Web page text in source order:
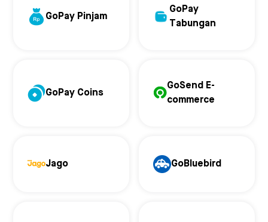
GoPay Pinjam
GoPay
Tabungan
GoPay Coins
GoSend E-
commerce
Jago GoBluebird